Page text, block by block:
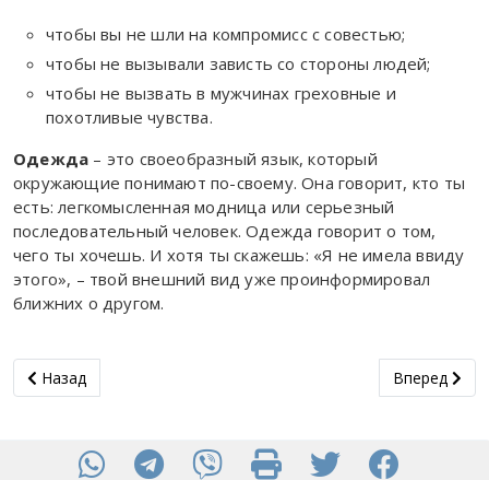
чтобы вы не шли на компромисс с совестью;
чтобы не вызывали зависть со стороны людей;
чтобы не вызвать в мужчинах греховные и
похотливые чувства.
Одежда – это своеобразный язык, который
окружающие понимают по-своему. Она говорит, кто ты
есть: легкомысленная модница или серьезный
последовательный человек. Одежда говорит о том,
чего ты хочешь. И хотя ты скажешь: «Я не имела ввиду
этого», – твой внешний вид уже проинформировал
ближних о другом.
Предыдущий: Cамая лучшая женщина мира
Назад Следующий:
Вперед